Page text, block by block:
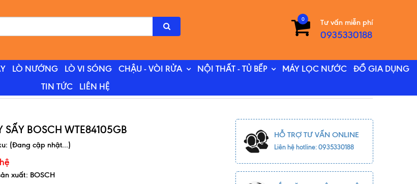
Tư vấn miễn phí
0935330188
0
LÒ NƯỚNG LÒ VI SÓNG CHẬU - VÒI RỬA NỘI THẤT - TỦ BẾP MÁY LỌC NƯỚC
ĐỒ GIA DỤNG
TIN TỨC
LIÊN HỆ
SẤY BOSCH WTE84105GB
(Đang cập nhật...)
xuất: BOSCH
HỖ TRỢ TƯ VẤN ONLINE
Liên hệ hotline: 0935330188